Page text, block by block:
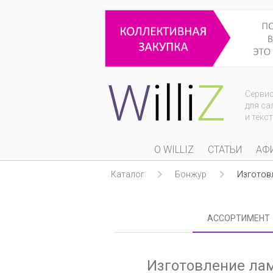
для
и
О WILLIZ СТАТЬИ
Каталог  Бонжур 
АССОРТИМЕНТ
Изготовление